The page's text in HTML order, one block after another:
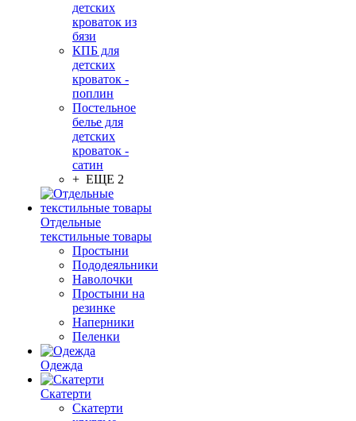
детских
кроваток из
бязи
КПБ для
детских
кроваток -
поплин
Постельное
белье для
детских
кроваток -
сатин
+ ЕЩЕ 2
Отдельные
текстильные товары
Простыни
Пододеяльники
Наволочки
Простыни на
резинке
Наперники
Пеленки
Одежда
Скатерти
Скатерти